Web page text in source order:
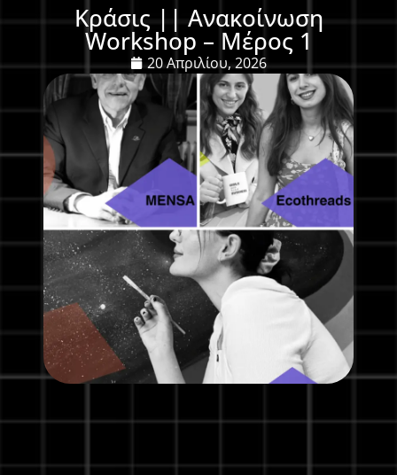
Κράσις || Ανακοίνωση
Workshop – Μέρος 1
20 Απριλίου, 2026